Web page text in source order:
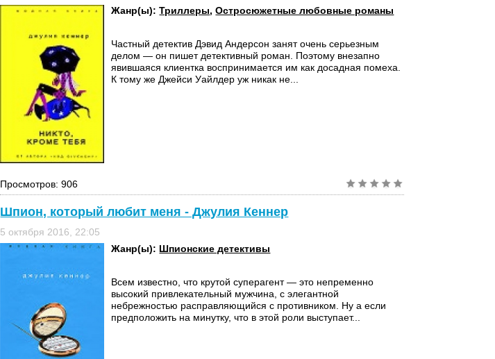
Жанр(ы):Триллеры,Остросюжетные любовные романы
Частный детектив Дэвид Андерсон занят очень серьезным
делом — он пишет детективный роман. Поэтому внезапно
явившаяся клиентка воспринимается им как досадная помеха.
К тому же Джейси Уайлдер уж никак не...
Просмотров: 906
Шпион, который любит меня - Джулия Кеннер
5 октября 2016, 22:05
Жанр(ы): Шпионские детективы
Всем известно, что крутой суперагент — это непременно
высокий привлекательный мужчина, с элегантной
небрежностью расправляющийся с противником. Ну а если
предположить на минутку, что в этой роли выступает...